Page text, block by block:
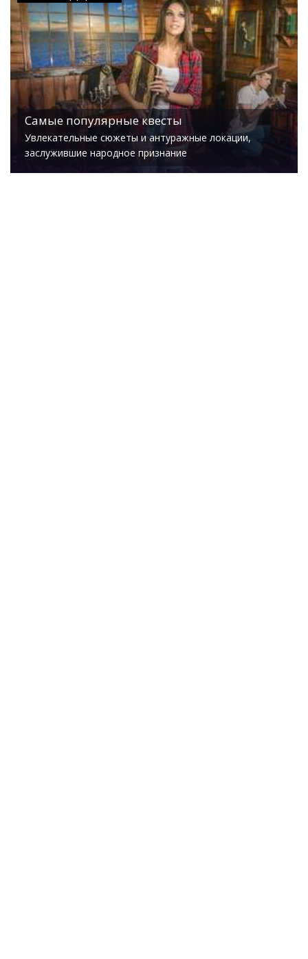
Самые популярные квесты
Увлекательные сюжеты и антуражные локации,
заслужившие народное признание